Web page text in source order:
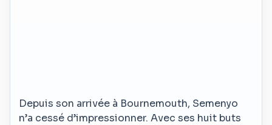
Depuis son arrivée à Bournemouth, Semenyo
n’a cessé d’impressionner. Avec ses huit buts